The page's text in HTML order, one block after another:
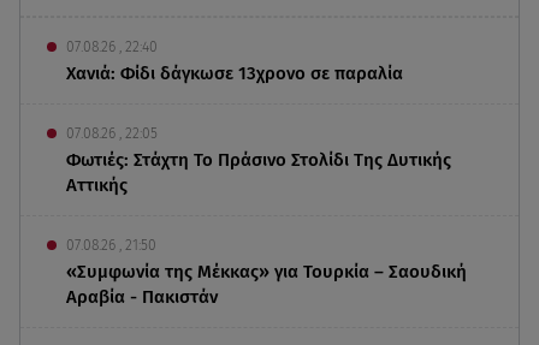
07.08.26 , 22:40
Χανιά: Φίδι δάγκωσε 13χρονο σε παραλία
07.08.26 , 22:05
Φωτιές: Στάχτη Το Πράσινο Στολίδι Της Δυτικής
Αττικής
07.08.26 , 21:50
«Συμφωνία της Μέκκας» για Τουρκία – Σαουδική
Αραβία - Πακιστάν